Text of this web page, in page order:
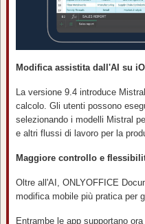
Modifica assistita dall'AI su
La versione 9.4 introduce
calcolo. Gli utenti possono
selezionando i modelli Mistral
e altri flussi di lavoro per la
Maggiore controllo e
Oltre all'AI, ONLYOFFICE
modifica mobile più pratica per
Entrambe le app supportano